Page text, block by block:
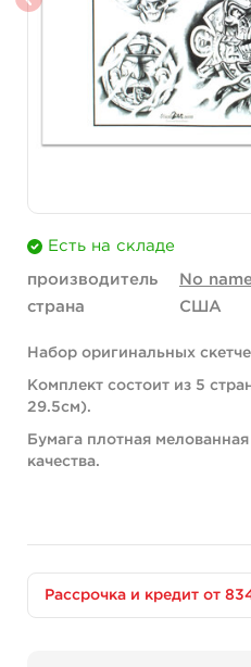
Есть на складе
производитель
No
страна
США
Набор оригинальных
Комплект состоит из 5
29.5см).
Бумага плотная
качества.
Рассрочка и кредит от